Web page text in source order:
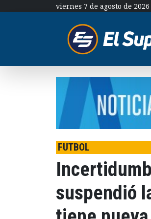
viernes 7 de agosto de 2026
FUTBOL
suspendió